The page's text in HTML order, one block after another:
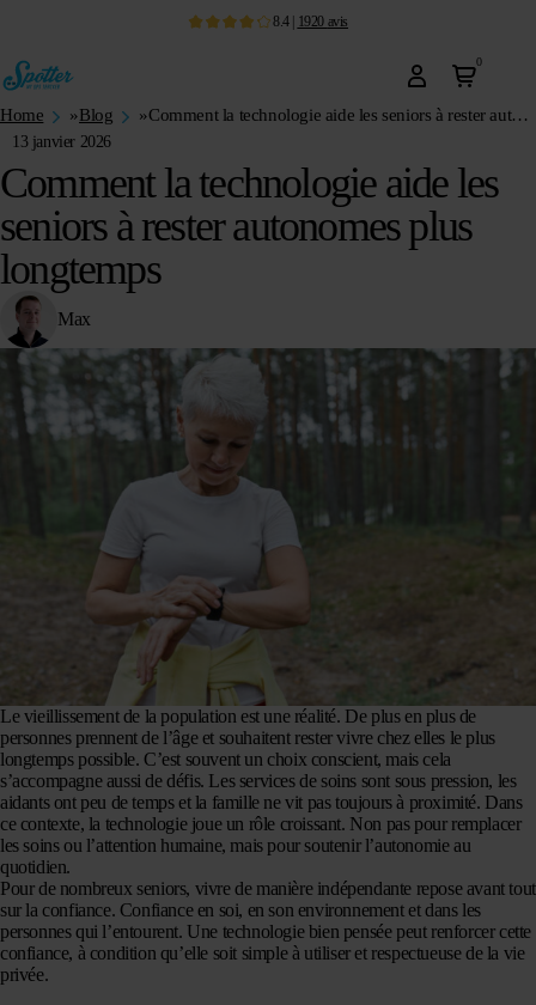
8.4| 1920 avis
0
Home »Blog » Comment la technologie aide les seniors à rester autonomes plus longtemps
13 janvier 2026
Comment la technologie aide les
seniors à rester autonomes plus
longtemps
Max
Le vieillissement de la population est une réalité. De plus en plus de
personnes prennent de l’âge et souhaitent rester vivre chez elles le plus
longtemps possible. C’est souvent un choix conscient, mais cela
s’accompagne aussi de défis. Les services de soins sont sous pression, les
aidants ont peu de temps et la famille ne vit pas toujours à proximité. Dans
ce contexte, la technologie joue un rôle croissant. Non pas pour remplacer
les soins ou l’attention humaine, mais pour soutenir l’autonomie au
quotidien.
Pour de nombreux seniors, vivre de manière indépendante repose avant tout
sur la confiance. Confiance en soi, en son environnement et dans les
personnes qui l’entourent. Une technologie bien pensée peut renforcer cette
confiance, à condition qu’elle soit simple à utiliser et respectueuse de la vie
privée.